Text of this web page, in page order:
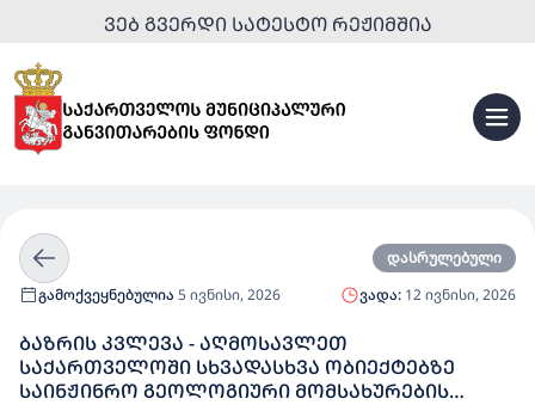
ᲕᲔᲑ ᲒᲕᲔᲠᲓᲘ ᲡᲐᲢᲔᲡᲢᲝ ᲠᲔᲟᲘᲛᲨᲘᲐ
დასრულებული
გამოქვეყნებულია 5 ივნისი, 2026 ვადა: 12 ივნისი, 2026
ᲑᲐᲖᲠᲘᲡ ᲙᲕᲚᲔᲕᲐ - ᲐᲦᲛᲝᲡᲐᲕᲚᲔᲗ
ᲡᲐᲥᲐᲠᲗᲕᲔᲚᲝᲨᲘ ᲡᲮᲕᲐᲓᲐᲡᲮᲕᲐ ᲝᲑᲘᲔᲥᲢᲔᲑᲖᲔ
ᲡᲐᲘᲜᲟᲘᲜᲠᲝ ᲒᲔᲝᲚᲝᲒᲘᲣᲠᲘ ᲛᲝᲛᲡᲐᲮᲣᲠᲔᲑᲘᲡ